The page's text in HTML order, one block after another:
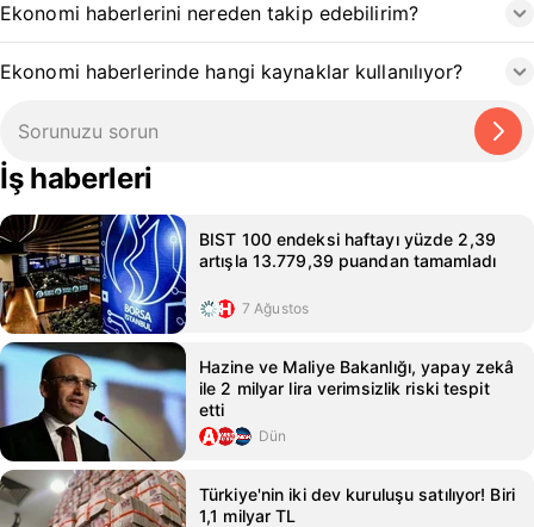
Ekonomi haberlerini nereden takip edebilirim?
Ekonomi haberlerinde hangi kaynaklar kullanılıyor?
İş haberleri
BIST 100 endeksi haftayı yüzde 2,39
artışla 13.779,39 puandan tamamladı
7 Ağustos
Hazine ve Maliye Bakanlığı, yapay zekâ
ile 2 milyar lira verimsizlik riski tespit
etti
Dün
Türkiye'nin iki dev kuruluşu satılıyor! Biri
1,1 milyar TL